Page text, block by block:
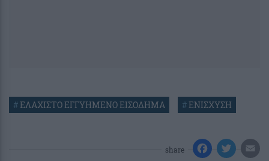
#ΕΛΑΧΙΣΤΟ ΕΓΓΥΗΜΕΝΟ ΕΙΣΟΔΗΜΑ #ΕΝΙΣΧΥΣΗ
share